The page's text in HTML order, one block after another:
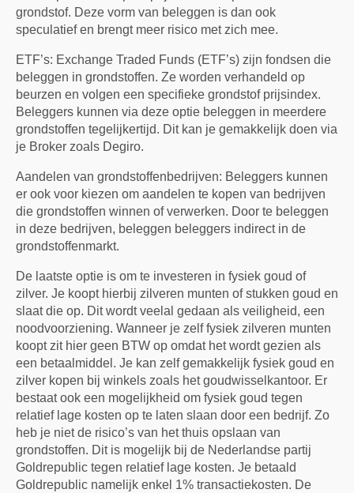
grondstof. Deze vorm van beleggen is dan ook
speculatief en brengt meer risico met zich mee.
ETF’s: Exchange Traded Funds (ETF’s) zijn fondsen die
beleggen in grondstoffen. Ze worden verhandeld op
beurzen en volgen een specifieke grondstof prijsindex.
Beleggers kunnen via deze optie beleggen in meerdere
grondstoffen tegelijkertijd. Dit kan je gemakkelijk doen via
je Broker zoals Degiro.
Aandelen van grondstoffenbedrijven: Beleggers kunnen
er ook voor kiezen om aandelen te kopen van bedrijven
die grondstoffen winnen of verwerken. Door te beleggen
in deze bedrijven, beleggen beleggers indirect in de
grondstoffenmarkt.
De laatste optie is om te investeren in fysiek goud of
zilver. Je koopt hierbij zilveren munten of stukken goud en
slaat die op. Dit wordt veelal gedaan als veiligheid, een
noodvoorziening. Wanneer je zelf fysiek zilveren munten
koopt zit hier geen BTW op omdat het wordt gezien als
een betaalmiddel. Je kan zelf gemakkelijk fysiek goud en
zilver kopen bij winkels zoals het goudwisselkantoor. Er
bestaat ook een mogelijkheid om fysiek goud tegen
relatief lage kosten op te laten slaan door een bedrijf. Zo
heb je niet de risico’s van het thuis opslaan van
grondstoffen. Dit is mogelijk bij de Nederlandse partij
Goldrepublic tegen relatief lage kosten. Je betaald
Goldrepublic namelijk enkel 1% transactiekosten. De